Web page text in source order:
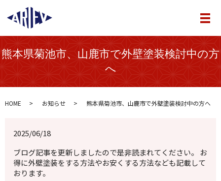
メ
熊本県菊池市、山鹿市で外壁塗装検討中の方
へ
HOME お知らせ 熊本県菊池市、山鹿市で外壁塗装検討中の方へ
2025/06/18
ブログ記事を更新しましたので是非読まれてください。 お
得に外壁塗装をする方法やお安くする方法なども記載して
おります。